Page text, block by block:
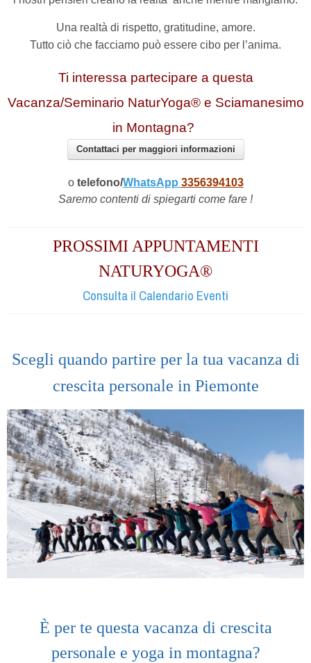
Una realtà di rispetto, gratitudine, amore.
Tutto ciò che facciamo può essere cibo per l’anima.
Ti interessa partecipare a questa
Vacanza/Seminario NaturYoga® e Sciamanesimo
in Montagna?
Contattaci per maggiori informazioni
o telefono/WhatsApp 3356394103
Saremo contenti di spiegarti come fare !
PROSSIMI APPUNTAMENTI
NATURYOGA®
Consulta il Calendario Eventi
Scegli quando partire per la tua vacanza di
crescita personale in Piemonte
È per te questa vacanza di crescita
personale e yoga in montagna?